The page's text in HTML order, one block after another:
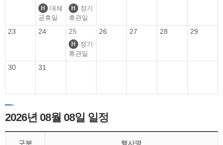
대체
공휴일
정기
휴관일
23 24 25
정기
휴관일
26 27 28 29
30 31
2026년 08월 08일 일정
구분 행사명